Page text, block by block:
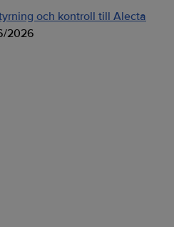
och kontroll till Alecta
2026